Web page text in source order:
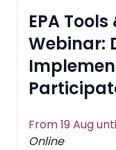
EPA
Webinar:
From 19 Aug
Online